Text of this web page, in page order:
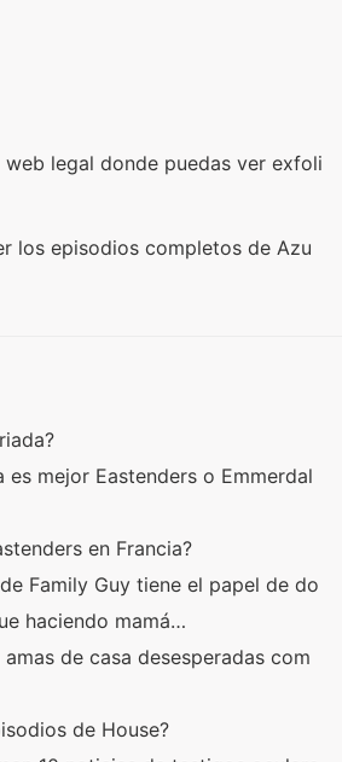
web legal donde puedas ver exfoli
los episodios completos de Azu
es mejor Eastenders o Emmerdal
en Francia?
Family Guy tiene el papel de do
haciendo mamá…
de casa desesperadas com
de House?